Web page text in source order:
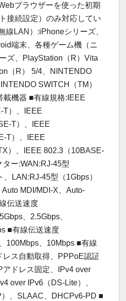
ブラウザーを使った初期
接続設定）のみ対応してい
線LAN）:iPhoneシリーズ、
端末、各種ゲーム機（ニ
ズ、PlayStation（R）Vita
（R） 5/4、NINTENDO
SWITCH（TM）
載機器 ■有線規格:IEEE
T）、IEEE
T）、IEEE
T）、IEEE
）、IEEE 802.3（10BASE-
ー:WAN:RJ-45型
、LAN:RJ-45型（1Gbps）
MDI/MDI-X、Auto-
伝送速度
、2.5Gbps、
■有線伝送速度
100Mbps、10Mbps ■有線
レス自動取得、PPPoE認証
アドレス固定、IPv4 over
over IPv6（DS-Lite）、
）、SLAAC、DHCPv6-PD ■